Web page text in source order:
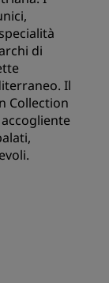
di
Il
Collection